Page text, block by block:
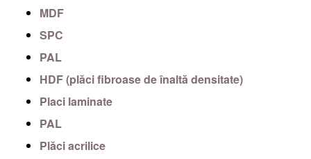
MDF
SPC
PAL
HDF (plăci fibroase de înaltă densitate)
Placi laminate
PAL
Plăci acrilice